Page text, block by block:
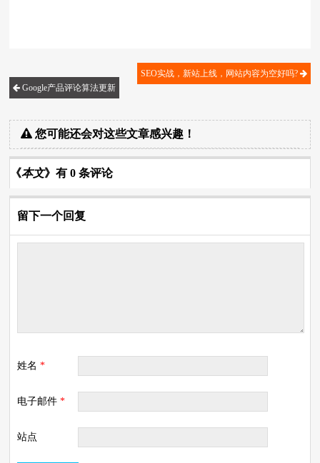
Google产品评论算法更新
SEO实战，新站上线，网站内容为空好吗?
您可能还会对这些文章感兴趣！
《本文》有 0 条评论
留下一个回复
姓名*
电子邮件*
站点